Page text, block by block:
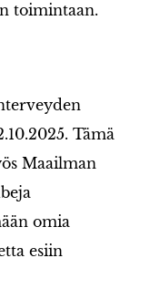
toimintaan.
Tämä
Maailman
omia
esiin